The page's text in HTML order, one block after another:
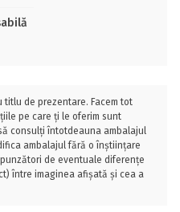
titlu de prezentare. Facem tot
pe care ți le oferim sunt
consulți întotdeauna ambalajul
ambalajul fără o înștiințare
de eventuale diferențe
între imaginea afișată și cea a